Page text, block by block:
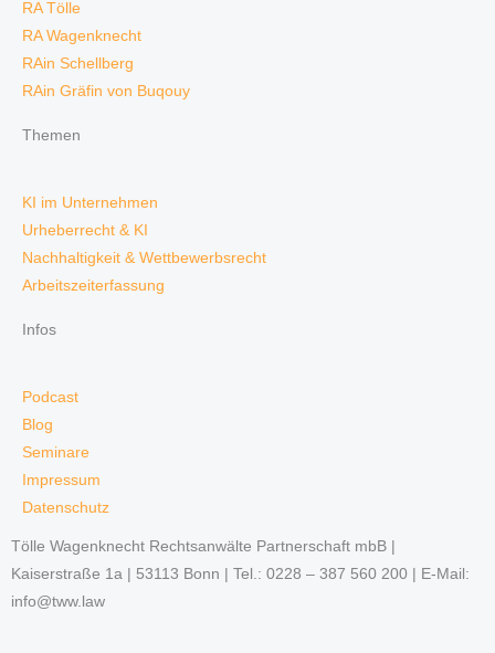
RA Tölle
RA Wagenknecht
RAin Schellberg
RAin Gräfin von Buqouy
Themen
KI im Unternehmen
Urheberrecht & KI
Nachhaltigkeit & Wettbewerbsrecht
Arbeitszeiterfassung
Infos
Podcast
Blog
Seminare
Impressum
Datenschutz
Tölle Wagenknecht Rechtsanwälte Partnerschaft mbB |
Kaiserstraße 1a | 53113 Bonn | Tel.: 0228 – 387 560 200 | E-Mail:
info@tww.law